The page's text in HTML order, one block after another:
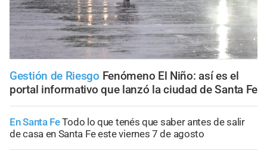
Gestión de Riesgo Fenómeno El Niño: así es el
portal informativo que lanzó la ciudad de Santa Fe
En Santa FeTodo lo que tenés que saber antes de salir
de casa en Santa Fe este viernes 7 de agosto